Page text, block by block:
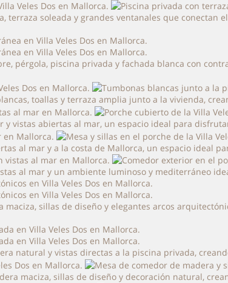
terraza soleada y grandes ventanales que
pérgola, piscina privada y fachada blanca con
toallas y terraza amplia junto a la vivienda,
y vistas abiertas al mar, un espacio ideal para
al mar y a la costa de Mallorca, un espacio ideal
al mar y un ambiente luminoso y mediterráneo
sillas de diseño y elegantes arcos
natural y vistas directas a la piscina privada,
maciza, sillas de diseño y decoración natural,